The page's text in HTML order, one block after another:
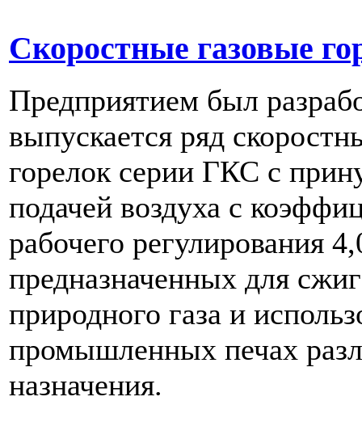
Скоростные газовые
Предприятием был
выпускается ряд
горелок серии ГКС с
подачей воздуха с
рабочего регулирования
предназначенных для
природного газа и
промышленных печах
назначения.